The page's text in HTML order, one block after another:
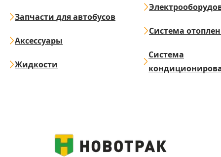
Запчасти для автобусов
Аксессуары
Жидкости
Система
Система